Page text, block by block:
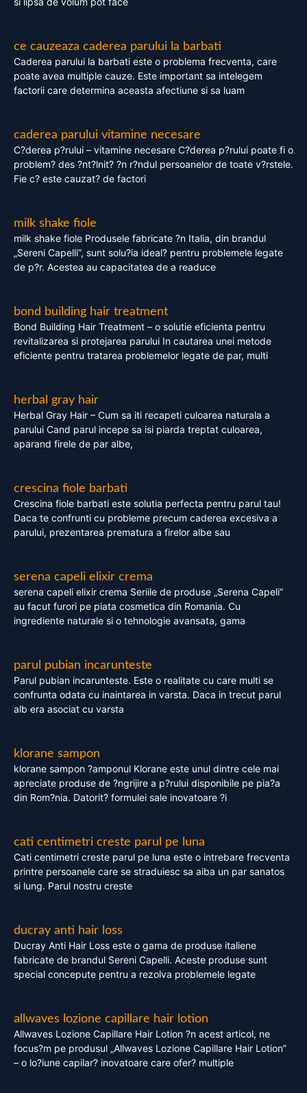
ce cauzeaza caderea parului la barbati
Caderea parului la barbati este o problema frecventa, care
poate avea multiple cauze. Este important sa intelegem
factorii care determina aceasta afectiune si sa luam
caderea parului vitamine necesare
C?derea p?rului – vitamine necesare C?derea p?rului poate fi o
problem? des ?nt?lnit? ?n r?ndul persoanelor de toate v?rstele.
Fie c? este cauzat? de factori
milk shake fiole
milk shake fiole Produsele fabricate ?n Italia, din brandul
„Sereni Capelli”, sunt solu?ia ideal? pentru problemele legate
de p?r. Acestea au capacitatea de a readuce
bond building hair treatment
Bond Building Hair Treatment – o solutie eficienta pentru
revitalizarea si protejarea parului In cautarea unei metode
eficiente pentru tratarea problemelor legate de par, multi
herbal gray hair
Herbal Gray Hair – Cum sa iti recapeti culoarea naturala a
parului Cand parul incepe sa isi piarda treptat culoarea,
aparand firele de par albe,
crescina fiole barbati
Crescina fiole barbati este solutia perfecta pentru parul tau!
Daca te confrunti cu probleme precum caderea excesiva a
parului, prezentarea prematura a firelor albe sau
serena capeli elixir crema
serena capeli elixir crema Seriile de produse „Serena Capeli”
au facut furori pe piata cosmetica din Romania. Cu
ingrediente naturale si o tehnologie avansata, gama
parul pubian incarunteste
Parul pubian incarunteste. Este o realitate cu care multi se
confrunta odata cu inaintarea in varsta. Daca in trecut parul
alb era asociat cu varsta
klorane sampon
klorane sampon ?amponul Klorane este unul dintre cele mai
apreciate produse de ?ngrijire a p?rului disponibile pe pia?a
din Rom?nia. Datorit? formulei sale inovatoare ?i
cati centimetri creste parul pe luna
Cati centimetri creste parul pe luna este o intrebare frecventa
printre persoanele care se straduiesc sa aiba un par sanatos
si lung. Parul nostru creste
ducray anti hair loss
Ducray Anti Hair Loss este o gama de produse italiene
fabricate de brandul Sereni Capelli. Aceste produse sunt
special concepute pentru a rezolva problemele legate
allwaves lozione capillare hair lotion
Allwaves Lozione Capillare Hair Lotion ?n acest articol, ne
focus?m pe produsul „Allwaves Lozione Capillare Hair Lotion”
– o lo?iune capilar? inovatoare care ofer? multiple